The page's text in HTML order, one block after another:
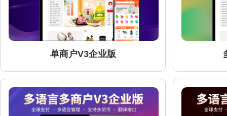
单商户V3企业版